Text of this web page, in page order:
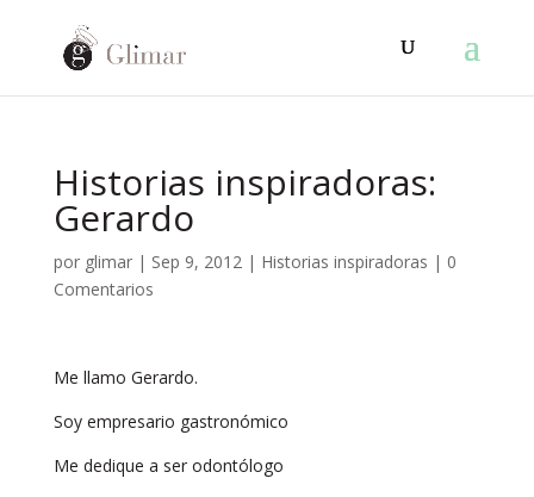
Historias inspiradoras:
Gerardo
por glimar| Sep 9, 2012| Historias inspiradoras | 0
Comentarios
Me llamo Gerardo.
Soy empresario gastronómico
Me dedique a ser odontólogo